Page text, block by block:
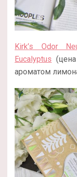
Kirk’s Odor
Eucalyptus
ароматом